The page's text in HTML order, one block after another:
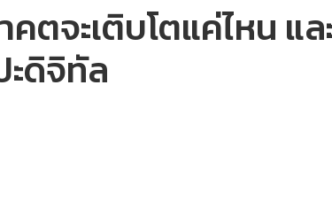
คตจะเติบโตแค่ไหน
ดิจิทัล